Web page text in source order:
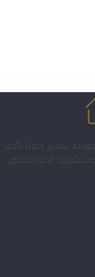
تقدم حلول تأجير
الذين يبحثون